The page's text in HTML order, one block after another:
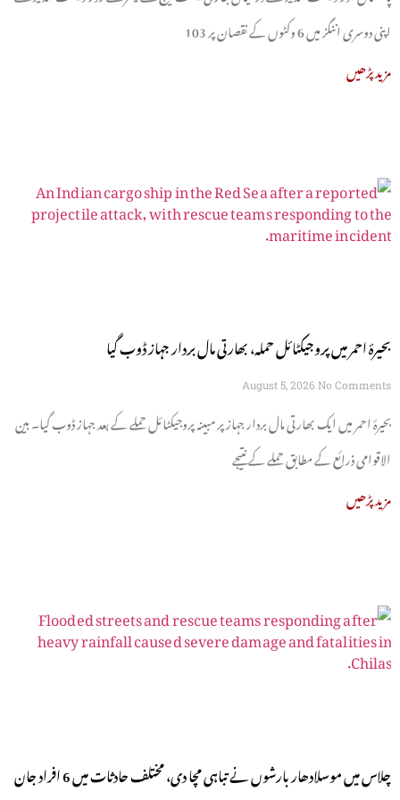
اپنی دوسری اننگز میں 6 وکٹوں کے نقصان پر 103
مزید پڑھیں
بحیرۂ احمر میں پروجیکٹائل حملہ، بھارتی مال بردار جہاز ڈوب گیا
August 5, 2026 No Comments
بحیرۂ احمر میں ایک بھارتی مال بردار جہاز پر مبینہ پروجیکٹائل حملے کے بعد جہاز ڈوب گیا۔ بین
الاقوامی ذرائع کے مطابق حملے کے نتیجے
مزید پڑھیں
چلاس میں موسلادھار بارشوں نے تباہی مچا دی، مختلف حادثات میں 6 افراد جان